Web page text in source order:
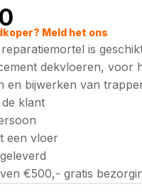
Meld het ons
is
dekvloeren, voor
en bijwerken van
klant
een vloer
€500,- gratis